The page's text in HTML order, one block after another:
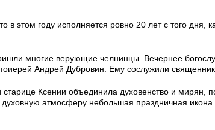
в этом году исполняется ровно 20 лет с того дня,
многие верующие челнинцы. Вечернее
Андрей Дубровин. Ему сослужили
Ксении объединила духовенство и мирян,
атмосферу небольшая праздничная